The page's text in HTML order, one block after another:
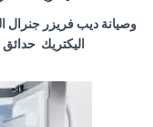
وصيانة ديب فريزر جنرال
اليكتريك حدائق